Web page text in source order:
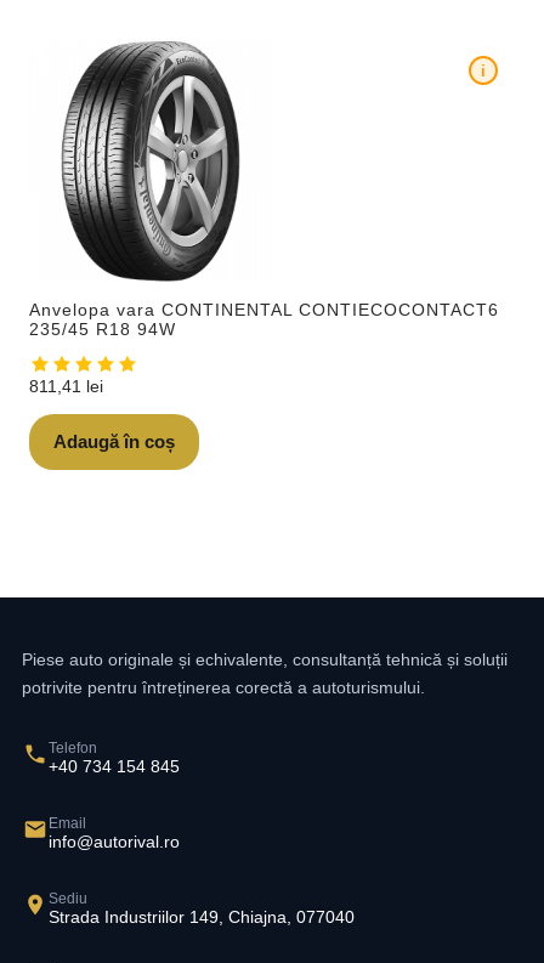
Anvelopa vara CONTINENTAL CONTIECOCONTACT6
235/45 R18 94W
i
811,41 lei
Adaugă în coș
Piese auto originale și echivalente, consultanță tehnică și soluții
potrivite pentru întreținerea corectă a autoturismului.
Telefon
+40 734 154 845
Email
info@autorival.ro
Sediu
Strada Industriilor 149, Chiajna, 077040